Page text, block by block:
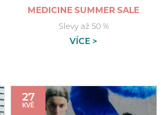
MEDICINE SUMMER SALE
Slevy až 50 %
VÍCE >
27
KVĚ